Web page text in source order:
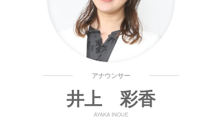
アナウンサー
井上 彩香
AYAKA INOUE